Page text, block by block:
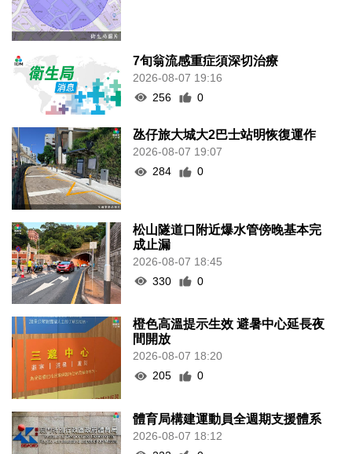
7旬翁流感重症須深切治療
2026-08-07 19:16
256
0
氹仔旅大城大2巴士站明恢復運作
2026-08-07 19:07
284
0
松山隧道口附近爆水管傍晚基本完
成止漏
2026-08-07 18:45
330
0
橙色高溫提示生效 避暑中心延長夜
間開放
2026-08-07 18:20
205
0
體育局構建運動員全週期支援體系
2026-08-07 18:12